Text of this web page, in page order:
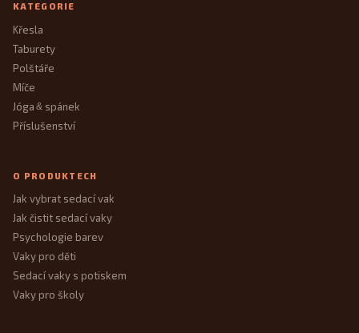
KATEGORIE
Křesla
Taburety
Polštáře
Míče
Jóga&spánek
Příslušenství
O PRODUKTECH
Jak vybrat sedací vak
Jak čistit sedací vaky
Psychologie barev
Vaky pro děti
Sedací vaky s potiskem
Vaky pro školy